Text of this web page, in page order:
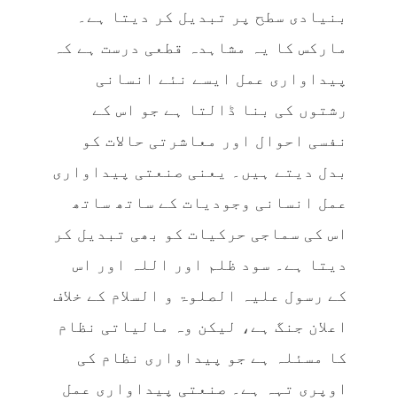
بنیادی سطح پر تبدیل کر دیتا ہے۔
مارکس کا یہ مشاہدہ قطعی درست ہے کہ
پیداواری عمل ایسے نئے انسانی
رشتوں کی بنا ڈالتا ہے جو اس کے
نفسی احوال اور معاشرتی حالات کو
بدل دیتے ہیں۔ یعنی صنعتی پیداواری
عمل انسانی وجودیات کے ساتھ ساتھ
اس کی سماجی حرکیات کو بھی تبدیل کر
دیتا ہے۔ سود ظلم اور اللہ اور اس
کے رسول علیہ الصلوۃ و السلام کے خلاف
اعلان جنگ ہے، لیکن وہ مالیاتی نظام
کا مسئلہ ہے جو پیداواری نظام کی
اوپری تہہ ہے۔ صنعتی پیداواری عمل